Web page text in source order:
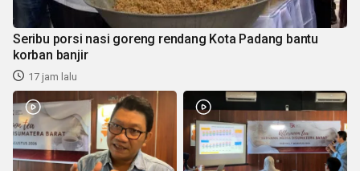
Seribu porsi nasi goreng rendang Kota Padang bantu
korban banjir
17 jam lalu